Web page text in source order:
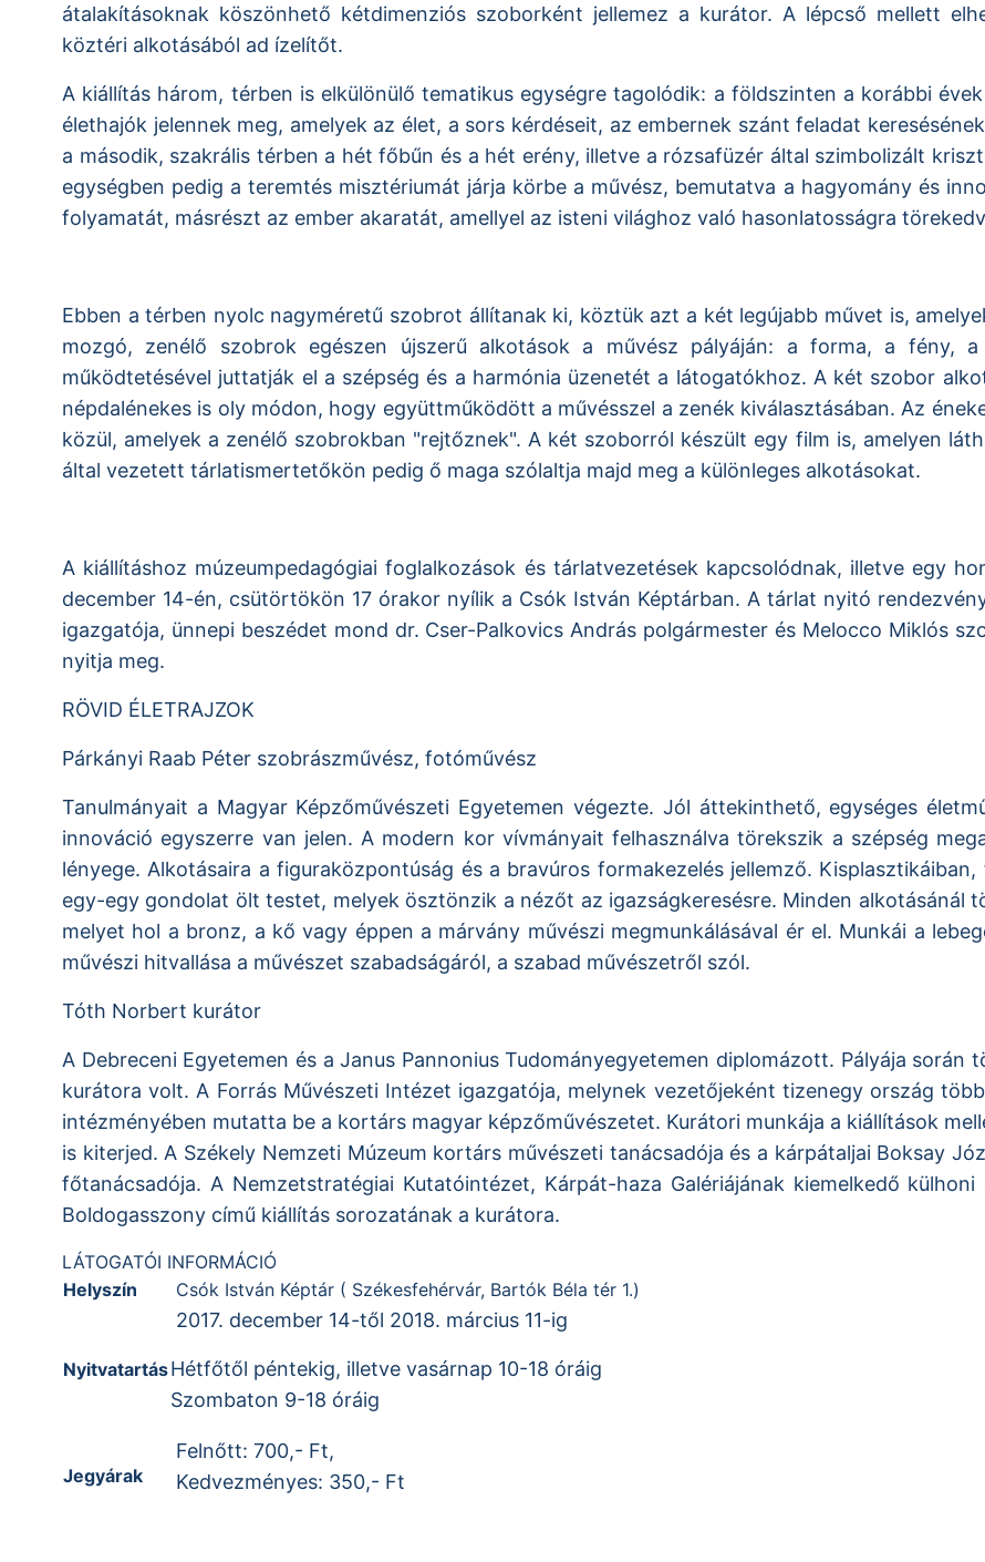
átalakításoknak köszönhető kétdimenziós szoborként jellemez a kurátor. A lépcső mellett
köztéri alkotásából ad ízelítőt.
A kiállítás három, térben is elkülönülő tematikus egységre tagolódik: a földszinten a korábbi
élethajók jelennek meg, amelyek az élet, a sors kérdéseit, az embernek szánt feladat
a második, szakrális térben a hét főbűn és a hét erény, illetve a rózsafüzér által szimbolizált
egységben pedig a teremtés misztériumát járja körbe a művész, bemutatva a hagyomány és
folyamatát, másrészt az ember akaratát, amellyel az isteni világhoz való hasonlatosságra
Ebben a térben nyolc nagyméretű szobrot állítanak ki, köztük azt a két legújabb művet is,
mozgó, zenélő szobrok egészen újszerű alkotások a művész pályáján: a forma, a fény,
működtetésével juttatják el a szépség és a harmónia üzenetét a látogatókhoz. A két szobor
népdalénekes is oly módon, hogy együttműködött a művésszel a zenék kiválasztásában. Az
közül, amelyek a zenélő szobrokban "rejtőznek". A két szoborról készült egy film is, amelyen
által vezetett tárlatismertetőkön pedig ő maga szólaltja majd meg a különleges alkotásokat.
A kiállításhoz múzeumpedagógiai foglalkozások és tárlatvezetések kapcsolódnak, illetve egy
december 14-én, csütörtökön 17 órakor nyílik a Csók István Képtárban. A tárlat nyitó
igazgatója, ünnepi beszédet mond dr. Cser-Palkovics András polgármester és Melocco Miklós
nyitja meg.
RÖVID ÉLETRAJZOK
Párkányi Raab Péter szobrászművész, fotóművész
Tanulmányait a Magyar Képzőművészeti Egyetemen végezte. Jól áttekinthető, egységes
innováció egyszerre van jelen. A modern kor vívmányait felhasználva törekszik a szépség
lényege. Alkotásaira a figuraközpontúság és a bravúros formakezelés jellemző.
egy-egy gondolat ölt testet, melyek ösztönzik a nézőt az igazságkeresésre. Minden alkotásánál
melyet hol a bronz, a kő vagy éppen a márvány művészi megmunkálásával ér el. Munkái a
művészi hitvallása a művészet szabadságáról, a szabad művészetről szól.
Tóth Norbert kurátor
A Debreceni Egyetemen és a Janus Pannonius Tudományegyetemen diplomázott. Pályája
kurátora volt. A Forrás Művészeti Intézet igazgatója, melynek vezetőjeként tizenegy ország
intézményében mutatta be a kortárs magyar képzőművészetet. Kurátori munkája a kiállítások
is kiterjed. A Székely Nemzeti Múzeum kortárs művészeti tanácsadója és a kárpátaljai Boksay
főtanácsadója. A Nemzetstratégiai Kutatóintézet, Kárpát-haza Galériájának kiemelkedő
Boldogasszony című kiállítás sorozatának a kurátora.
LÁTOGATÓI INFORMÁCIÓ
Helyszín
Csók István Képtár ( Székesfehérvár, Bartók Béla tér 1.)
Nyitvatartás
2017. december 14-től 2018. március 11-ig
Hétfőtől péntekig, illetve vasárnap 10-18 óráig
Szombaton 9-18 óráig
Jegyárak
Felnőtt: 700,- Ft,
Kedvezményes: 350,- Ft